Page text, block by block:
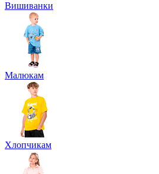
Вишиванки
Малюкам
Хлопчикам